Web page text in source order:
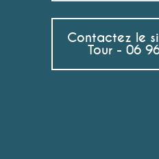
Contactez le
Tour - 06